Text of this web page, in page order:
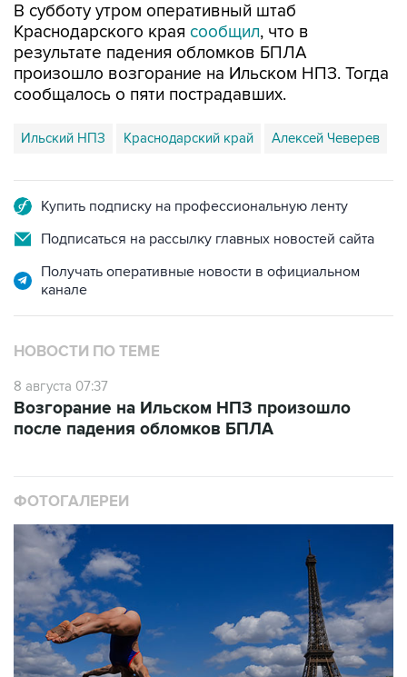
В субботу утром оперативный штаб
Краснодарского края сообщил, что в
результате падения обломков БПЛА
произошло возгорание на Ильском НПЗ. Тогда
сообщалось о пяти пострадавших.
Ильский НПЗ Краснодарский край Алексей Чеверев
Купить подписку на профессиональную ленту
Подписаться на рассылку главных новостей сайта
Получать оперативные новости в официальном
канале
НОВОСТИ ПО ТЕМЕ
8 августа 07:37
Возгорание на Ильском НПЗ произошло
после падения обломков БПЛА
ФОТОГАЛЕРЕИ